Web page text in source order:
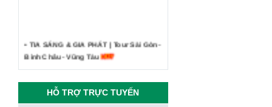
• TIA SÁNG & GIA PHÁT | Tour Sài Gòn -
Bình Châu - Vũng Tàu
• Công ty Tia Sáng - Kỷ niệm du lịch
Phan Thiết Mũi Né 2019
• CEO Vingroup: “Sau smartphone,
HỖ TRỢ TRỰC TUYẾN